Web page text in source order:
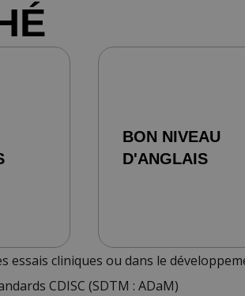
BON NIVEAU
D'ANGLAIS
essais cliniques ou dans le
CDISC (SDTM : ADaM)